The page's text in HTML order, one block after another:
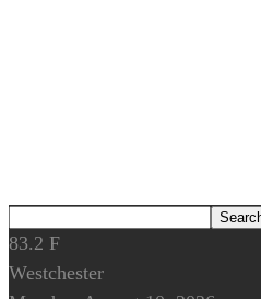
83.2 F
Westchester